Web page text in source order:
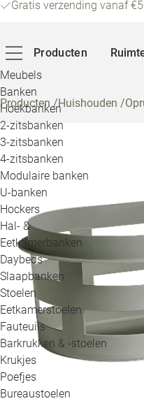
Gratis verzending vanaf
Producten
Meubels
Banken
Hoekbanken
2-zitsbanken
3-zitsbanken
4-zitsbanken
Modulaire banken
U-banken
Hockers
Hal- &
Eetkamerbanken
Daybeds
Slaapbanken
Stoelen
Eetkamerstoelen
Fauteuils
Barkrukken & -stoelen
Krukjes
Poefjes
Bureaustoelen
Producten/Huishouden /